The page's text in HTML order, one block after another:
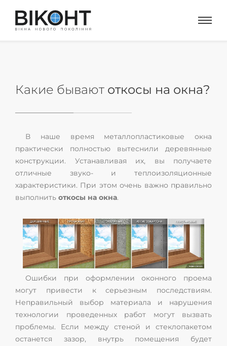
Какие бывают откосы на окна?
В наше время металлопластиковые окна
практически полностью вытеснили деревянные
конструкции. Устанавливая их, вы получаете
отличные звуко- и теплоизоляционные
характеристики. При этом очень важно правильно
выполнить откосы на окна.
Ошибки при оформлении оконного проема
могут привести к серьезным последствиям.
Неправильный выбор материала и нарушения
технологии проведенных работ могут вызвать
проблемы. Если между стеной и стеклопакетом
останется зазор, внутрь помещения будет